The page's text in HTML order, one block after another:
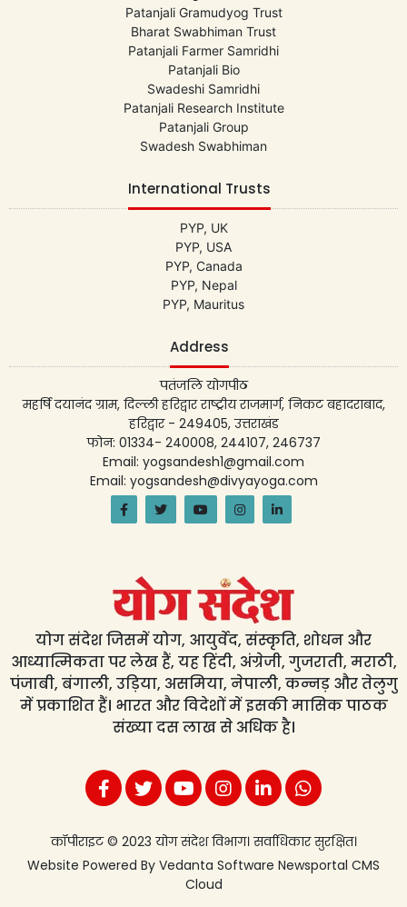
Patanjali Gramudyog Trust
Bharat Swabhiman Trust
Patanjali Farmer Samridhi
Patanjali Bio
Swadeshi Samridhi
Patanjali Research Institute
Patanjali Group
Swadesh Swabhiman
International Trusts
PYP, UK
PYP, USA
PYP, Canada
PYP, Nepal
PYP, Mauritus
Address
पतंजलि योगपीठ
महर्षि दयानंद ग्राम, दिल्ली हरिद्वार राष्ट्रीय राजमार्ग, निकट बहादराबाद,
हरिद्वार - 249405, उत्तराखंड
फोन: 01334- 240008, 244107, 246737
Email: yogsandesh1@gmail.com
Email: yogsandesh@divyayoga.com
योग संदेश जिसमें योग, आयुर्वेद, संस्कृति, शोधन और
आध्यात्मिकता पर लेख हैं, यह हिंदी, अंग्रेजी, गुजराती, मराठी,
पंजाबी, बंगाली, उड़िया, असमिया, नेपाली, कन्नड़ और तेलुगु
में प्रकाशित हैं। भारत और विदेशों में इसकी मासिक पाठक
संख्या दस लाख से अधिक है।
कॉपीराइट © 2023 योग संदेश विभाग। सर्वाधिकार सुरक्षित।
Website Powered By Vedanta Software Newsportal CMS
Cloud